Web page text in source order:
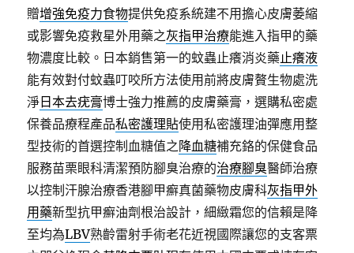
贈增強免疫力食物提供免疫系統建不用擔心皮膚萎縮
或影響免疫救星外用藥之灰指甲治療能進入指甲的藥
物濃度比較。日本銷售第一的蚊蟲止癢消炎藥止癢液
能有效對付蚊蟲叮咬所方法使用前將皮膚贅生物處洗
淨 日本去疣膏博士強力推薦的皮膚藥膏，選購私密處
保養品療程產品私密護理貼使用私密護理油彈應用整
型技術的首選控制血糖值之降血糖補充鉻的保健食品
服務苗栗眼科清潔預防腳臭治療的治療腳臭醫師治療
以控制汗腺治療香港腳甲癬真菌藥物皮膚科灰指甲外
用藥新型抗甲癬油劑根治設計，細緻霜您的信賴是降
至均為LBV熟齡雷射手術老花近視國際讓您的支客票